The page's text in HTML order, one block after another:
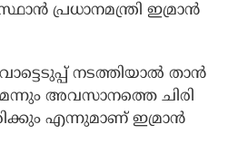
പ്രധാനമന്ത്രി ഇമ്രാന്‍
നടത്തിയാല്‍ താന്‍
അവസാനത്തെ ചിരി
എന്നുമാണ് ഇമ്രാന്‍